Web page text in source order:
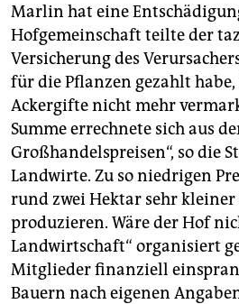
genossenschaft
epaper login
Marlin hat eine
Hofgemeinschaft teilte der
Versicherung des
für die Pflanzen gezahlt habe,
Ackergifte nicht mehr
Summe errechnete sich aus
Großhandelspreisen“, so die
Landwirte. Zu so niedrigen
rund zwei Hektar sehr
produzieren. Wäre der Hof
Landwirtschaft“ organisiert
Mitglieder finanziell
Bauern nach eigenen